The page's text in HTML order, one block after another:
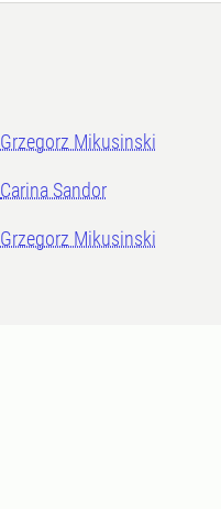
Grzegorz Mikusinski
Carina Sandor
Grzegorz Mikusinski